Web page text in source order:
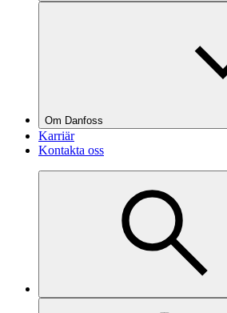
Om Danfoss
Karriär
Kontakta oss